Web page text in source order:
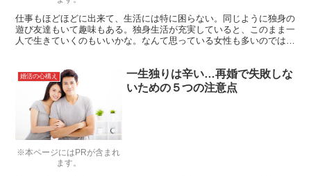
仕事もほどほどに出来て、生活には特に困らない。同じように独身の
遊び友達もいて趣味もある。独身生活が充実していると、このまま一
人で生きていくのもいいかな。なんて思っている女性も多いのではな
※本ページにはPRが含まれ
ます。
婚活の心構え
一生独りは辛い…再婚で失敗しな
いための５つの注意点